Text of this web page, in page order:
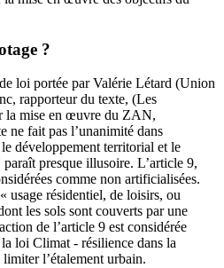
?
loi portée par Valérie Létard (Union
rapporteur du texte, (Les
la mise en œuvre du ZAN,
ne fait pas l’unanimité dans
développement territorial et le
presque illusoire. L’article 9,
comme non artificialisées.
usage résidentiel, de loisirs, ou
les sols sont couverts par une
de l’article 9 est considérée
loi Climat - résilience dans la
l’étalement urbain.